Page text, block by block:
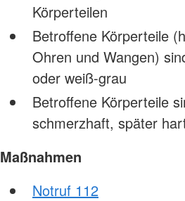
Körperteilen
Betroffene Körperteile
Ohren und Wangen)
oder weiß-grau
Betroffene Körperteile
schmerzhaft, später
Maßnahmen
Notruf 112